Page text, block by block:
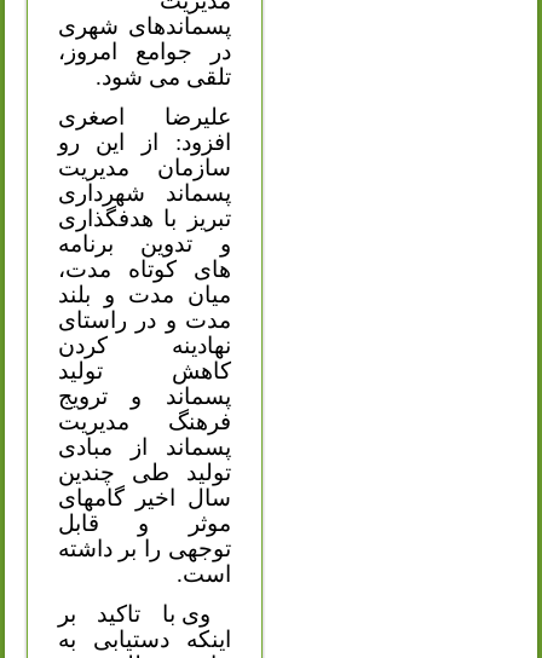
پسماندهای شهری
در جوامع امروز،
تلقی می شود.
علیرضا اصغری
افزود: از این رو
سازمان مدیریت
پسماند شهرداری
تبریز با هدفگذاری
و تدوین برنامه
های کوتاه مدت،
میان مدت و بلند
مدت و در راستای
نهادینه کردن
کاهش تولید
پسماند و ترویج
فرهنگ مدیریت
پسماند از مبادی
تولید طی چندین
سال اخیر گامهای
موثر و قابل
توجهی را بر داشته
است.
وی با تاکید بر
اینکه دستیابی به